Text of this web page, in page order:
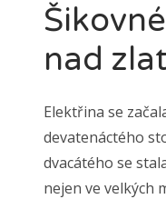
nad
Elektřina se
devatenáctého
dvacátého se
nejen ve velkých